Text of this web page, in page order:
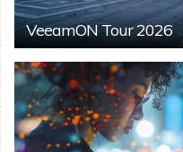
VeeamON Tour 2026